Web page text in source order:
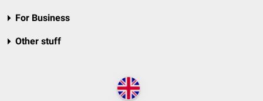
For Business
Other stuff